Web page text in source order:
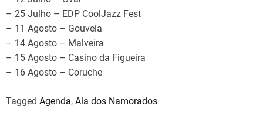
– 25 Julho – EDP CoolJazz Fest
– 11 Agosto – Gouveia
– 14 Agosto – Malveira
– 15 Agosto – Casino da Figueira
– 16 Agosto – Coruche
Tagged Agenda, Ala dos Namorados